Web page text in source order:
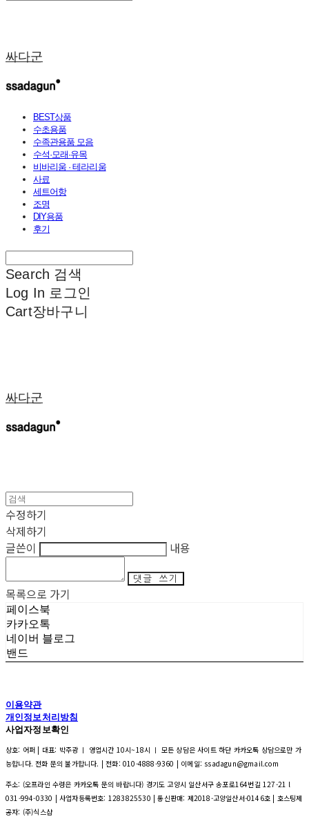
싸다군
BEST상품
수초용품
수족관용품 모음
수석·모래·유목
비바리움 · 테라리움
사료
세트어항
조명
DIY용품
후기
Search 검색
Log In 로그인
Cart장바구니
싸다군
수정하기
삭제하기
글쓴이
내용
댓글 쓰기
목록으로 가기
페이스북
카카오톡
네이버 블로그
밴드
이용약관
개인정보처리방침
사업자정보확인
상호: 어퍼 | 대표: 박주광 ㅣ 영업시간 10시~18시 ㅣ 모든 상담은 사이트 하단 카카오톡 상담으로만 가
능합니다. 전화 문의 불가합니다. | 전화: 010-4888-9360 | 이메일: ssadagun@gmail.com
주소: (오프라인 수령은 카카오톡 문의 바랍니다) 경기도 고양시 일산서구 송포로164번길 127-21 l
031-994-0330 | 사업자등록번호: 1283825530 | 통신판매: 제2018-고양일산서-0146호 | 호스팅제
공자: (주)식스샵